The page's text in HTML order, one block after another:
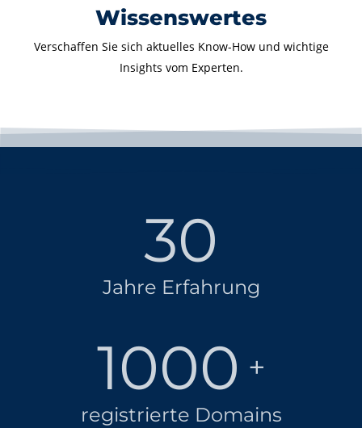
Wissenswertes
Verschaffen Sie sich aktuelles Know-How und wichtige
Insights vom Experten.
30
Jahre Erfahrung
1000 +
registrierte Domains